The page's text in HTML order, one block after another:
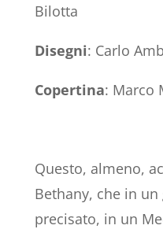
Bilotta
Disegni: Carlo
Copertina: Marco
Questo, almeno,
Bethany, che in
precisato, in un